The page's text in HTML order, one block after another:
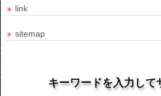
link
sitemap
キーワードを入力して